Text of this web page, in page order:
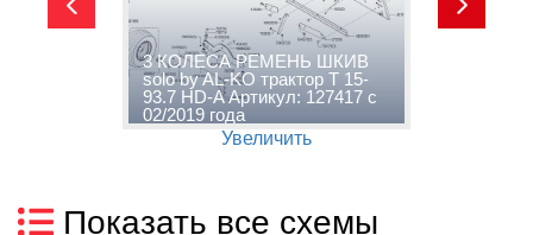
3 КОЛЕСА РЕМЕНЬ ШКИВ
solo by AL-KO трактор T 15-
93.7 HD-A Артикул: 127417 с
02/2019 года
Увеличить
Показать все схемы